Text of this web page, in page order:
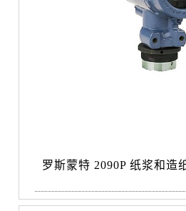
罗斯蒙特 2090P 纸浆和造